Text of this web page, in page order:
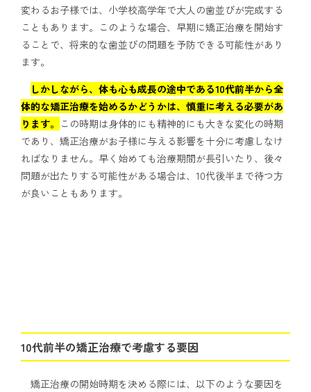
変わるお子様では、小学校高学年で大人の歯並びが完成する
こともあります。このような場合、早期に矯正治療を開始す
ることで、将来的な歯並びの問題を予防できる可能性があり
ます。
しかしながら、体も心も成長の途中である10代前半から全
体的な矯正治療を始めるかどうかは、慎重に考える必要があ
ります。 この時期は身体的にも精神的にも大きな変化の時期
であり、矯正治療がお子様に与える影響を十分に考慮しなけ
ればなりません。早く始めても治療期間が長引いたり、後々
問題が出たりする可能性がある場合は、10代後半まで待つ方
が良いこともあります。
10代前半の矯正治療で考慮する要因
矯正治療の開始時期を決める際には、以下のような要因を